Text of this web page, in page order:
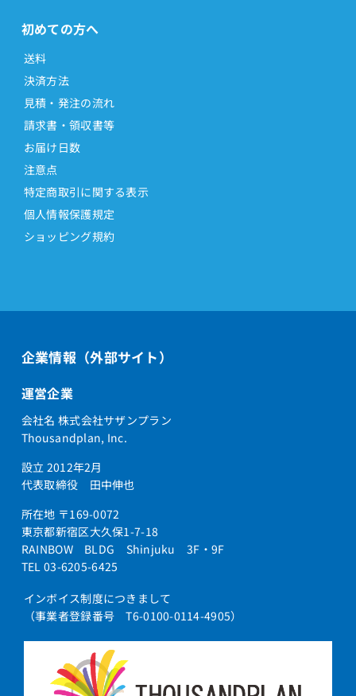
初めての方へ
送料
決済方法
見積・発注の流れ
請求書・領収書等
お届け日数
注意点
特定商取引に関する表示
個人情報保護規定
ショッピング規約
企業情報（外部サイト）
運営企業
会社名 株式会社サザンプラン
Thousandplan, Inc.
設立 2012年2月
代表取締役 田中伸也
所在地 〒169-0072
東京都新宿区大久保1-7-18
RAINBOW BLDG Shinjuku 3F・9F
TEL 03-6205-6425
インボイス制度につきまして
（事業者登録番号 T6-0100-0114-4905）